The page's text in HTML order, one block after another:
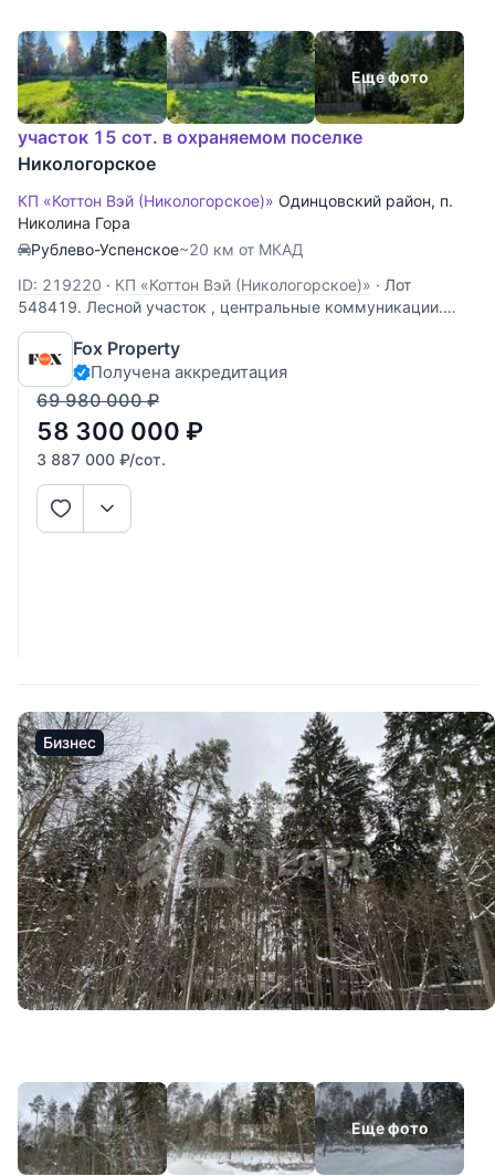
Еще фото
участок 15 сот. в охраняемом поселке
Никологорское
КП «Коттон Вэй (Никологорское)» Одинцовский район, п.
Николина Гора
Рублево-Успенское~20 км от МКАД
ID: 219220 · КП «Коттон Вэй (Никологорское)» · Лот
548419. Лесной участок , центральные коммуникации.
Тихое, приватное место.
Fox Property
Получена аккредитация
69 980 000 ₽
58 300 000 ₽
3 887 000 ₽/сот.
Бизнес
Еще фото